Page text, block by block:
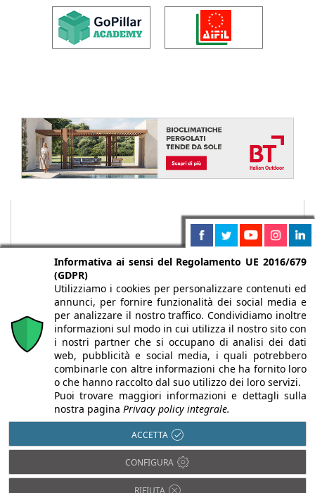
Chi siamo Autori Per la tua pubblicità
Iscriviti alla
newsletter
Infobuild è testata registrata presso il Tribunale di Milano al n° 63
dell’8/3/2013 - ISSN 2282-2267
© 2000-2026 Infoweb srl - P.IVA 13155920153 - Tutti i diritti
Informativa ai sensi del Regolamento UE 2016/679
(GDPR)
Utilizziamo i cookies per personalizzare contenuti ed
annunci, per fornire funzionalità dei social media e
per analizzare il nostro traffico. Condividiamo inoltre
informazioni sul modo in cui utilizza il nostro sito con
i nostri partner che si occupano di analisi dei dati
web, pubblicità e social media, i quali potrebbero
combinarle con altre informazioni che ha fornito loro
o che hanno raccolto dal suo utilizzo dei loro servizi.
Puoi trovare maggiori informazioni e dettagli sulla
nostra pagina Privacy policy integrale.
ACCETTA
CONFIGURA
RIFIUTA